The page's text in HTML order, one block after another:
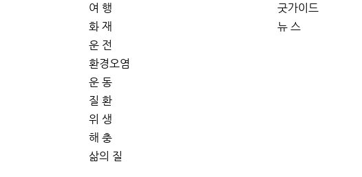
여 행
화 재
운 전
환경오염
운 동
질 환
위 생
해 충
삶의 질
굿가이드
뉴 스